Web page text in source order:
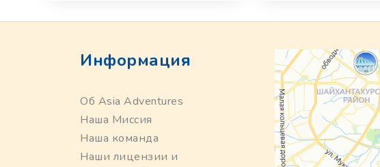
Информация
Об Asia Adventures
Наша Миссия
Наша команда
Наши лицензии и